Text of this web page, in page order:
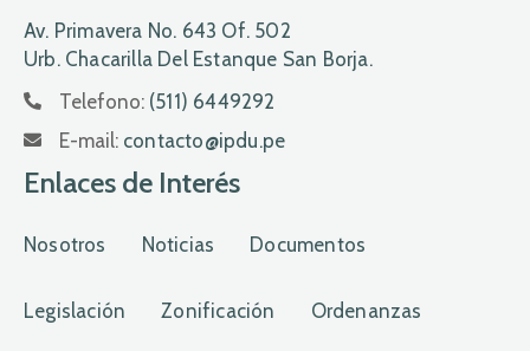
Av. Primavera No. 643 Of. 502
Urb. Chacarilla Del Estanque San Borja.
Telefono: (511) 6449292
E-mail: contacto@ipdu.pe
Enlaces de Interés
Nosotros Noticias Documentos
Legislación Zonificación Ordenanzas